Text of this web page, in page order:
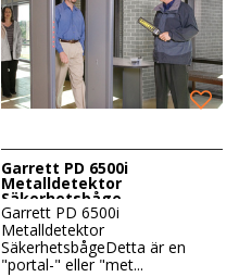
Garrett PD 6500i
Metalldetektor
Säkerhetsbåge
Garrett PD 6500i
Metalldetektor
SäkerhetsbågeDetta är en
"portal-" eller "met...